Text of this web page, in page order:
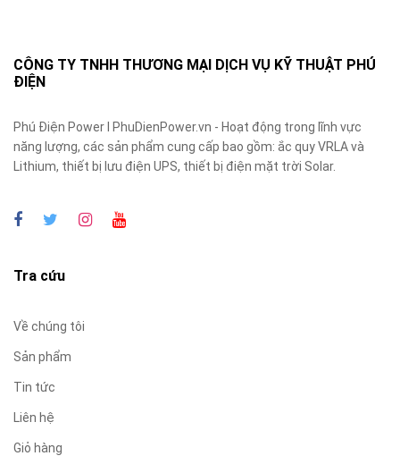
CÔNG TY TNHH THƯƠNG MẠI DỊCH VỤ KỸ THUẬT PHÚ
ĐIỆN
Phú Điện Power I PhuDienPower.vn - Hoạt động trong lĩnh vực
năng lượng, các sản phẩm cung cấp bao gồm: ắc quy VRLA và
Lithium, thiết bị lưu điện UPS, thiết bị điện mặt trời Solar.
Tra cứu
Về chúng tôi
Sản phẩm
Tin tức
Liên hệ
Giỏ hàng